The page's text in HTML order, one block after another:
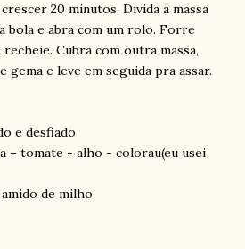
20 minutos. Divida a massa
bola e abra com um rolo. Forre
Cubra com outra massa,
gema e leve em seguida pra assar.
e desfiado
– tomate - alho - colorau(eu usei
de milho